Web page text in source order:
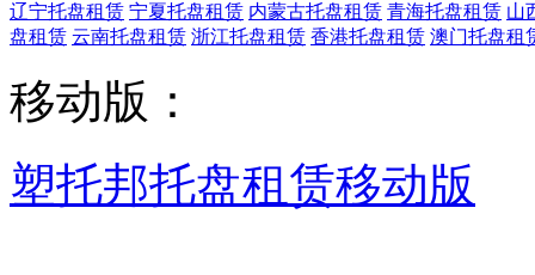
辽宁托盘租赁 宁夏托盘租赁 内蒙古托盘租赁 青海托盘租赁 山
盘租赁 云南托盘租赁 浙江托盘租赁 香港托盘租赁 澳门托盘租
移动版：
塑托邦托盘租赁移动版